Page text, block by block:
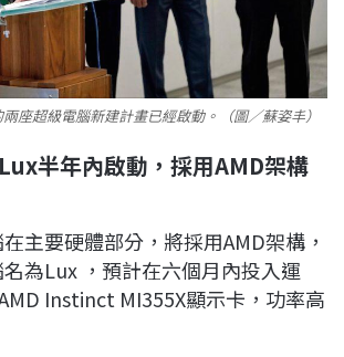
座超級電腦新建計畫已經啟動。（圖／蘇姿丰）
半年內啟動，採用AMD架構
主要硬體部分，將採用AMD架構，
為Lux ，預計在六個月內投入運
Instinct MI355X顯示卡，功率高